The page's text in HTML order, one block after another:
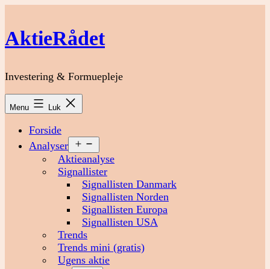
indhold
AktieRådet
Investering & Formuepleje
Menu Luk
Forside
Analyser
menu
Aktieanalyse
Signallister
Signallisten Danmark
Signallisten Norden
Signallisten Europa
Signallisten USA
Trends
Trends mini (gratis)
Ugens aktie